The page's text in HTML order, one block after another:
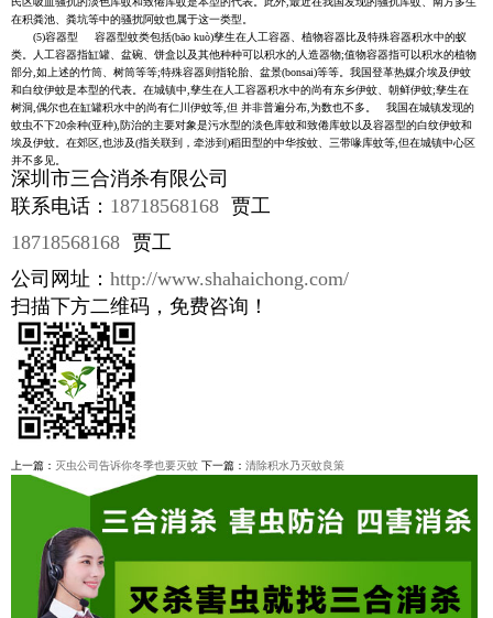
在积粪池、粪坑等中的骚扰阿蚊也属于这一类型。
(5)容器型 容器型蚊类包括(bāo kuò)孳生在人工容器、植物容器比及特殊容器积水中的蚁
类。人工容器指缸罐、盆碗、饼盒以及其他种种可以积水的人造器物;值物容器指可以积水的植物
部分,如上述的竹筒、树筒等等;特殊容器则指轮胎、盆景(bonsai)等等。我国登革热媒介埃及伊蚊
和白纹伊蚊是本型的代表。在城镇中,孳生在人工容器积水中的尚有东乡伊蚊、朝鲜伊蚊;孳生在
树洞,偶尔也在缸罐积水中的尚有仁川伊蚊等,但 并非普遍分布,为数也不多。 我国在城镇发现的
蚊虫不下20余种(亚种),防治的主要对象是污水型的淡色库蚊和致倦库蚊以及容器型的白纹伊蚊和
埃及伊蚊。在郊区,也涉及(指关联到，牵涉到)稻田型的中华按蚊、三带喙库蚊等,但在城镇中心区
并不多见。
深圳市三合消杀有限公司
联系电话： 18718568168 贾工
18718568168 贾工
公司网址： http://www.shahaichong.com/
扫描下方二维码，免费咨询！
上一篇： 灭虫公司告诉你冬季也要灭蚊 下一篇： 清除积水乃灭蚊良策